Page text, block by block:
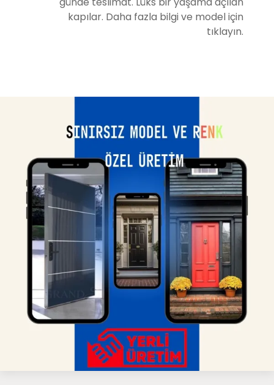
kapılar. Daha fazla bilgi ve model için
tıklayın.